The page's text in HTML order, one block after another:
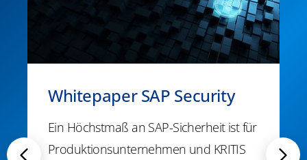
Whitepaper SAP Security
Ein Höchstmaß an SAP-Sicherheit ist für
Produktionsunternehmen und KRITIS